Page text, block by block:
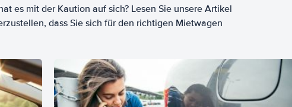
es mit der Kaution auf sich? Lesen Sie unsere Artikel
dass Sie sich für den richtigen Mietwagen